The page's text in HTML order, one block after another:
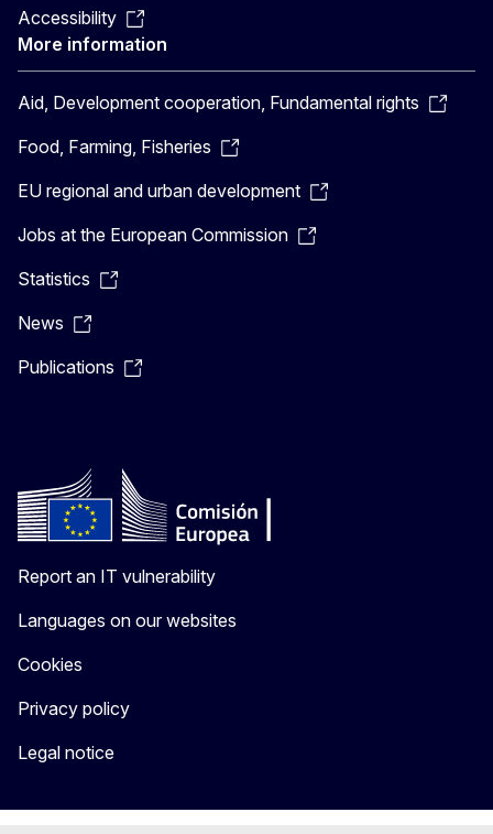
Accessibility
More information
Aid, Development cooperation, Fundamental rights
Food, Farming, Fisheries
EU regional and urban development
Jobs at the European Commission
Statistics
News
Publications
Report an IT vulnerability
Languages on our websites
Cookies
Privacy policy
Legal notice